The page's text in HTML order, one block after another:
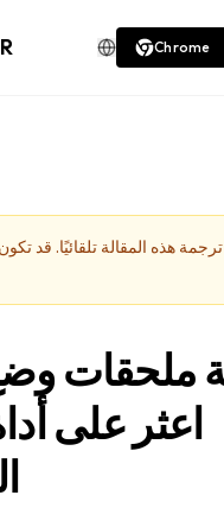
Chrome
هذه المقالة تلقائيًا. قد
ملحقات
اعثر على